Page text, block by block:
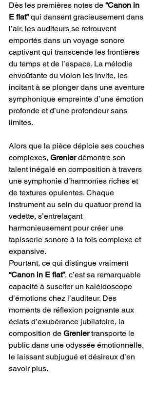
Dès les premières notes de “Canon in
E flat” qui dansent gracieusement dans
l’air, les auditeurs se retrouvent
emportés dans un voyage sonore
captivant qui transcende les frontières
du temps et de l’espace. La mélodie
envoûtante du violon les invite, les
incitant à se plonger dans une aventure
symphonique empreinte d’une émotion
profonde et d’une profondeur sans
limites.
Alors que la pièce déploie ses couches
complexes, Grenier démontre son
talent inégalé en composition à travers
une symphonie d’harmonies riches et
de textures opulentes. Chaque
instrument au sein du quatuor prend la
vedette, s’entrelaçant
harmonieusement pour créer une
tapisserie sonore à la fois complexe et
expansive.
Pourtant, ce qui distingue vraiment
“Canon in E flat”, c’est sa remarquable
capacité à susciter un kaléidoscope
d’émotions chez l’auditeur. Des
moments de réflexion poignante aux
éclats d’exubérance jubilatoire, la
composition de Grenier transporte le
public dans une odyssée émotionnelle,
le laissant subjugué et désireux d’en
savoir plus.